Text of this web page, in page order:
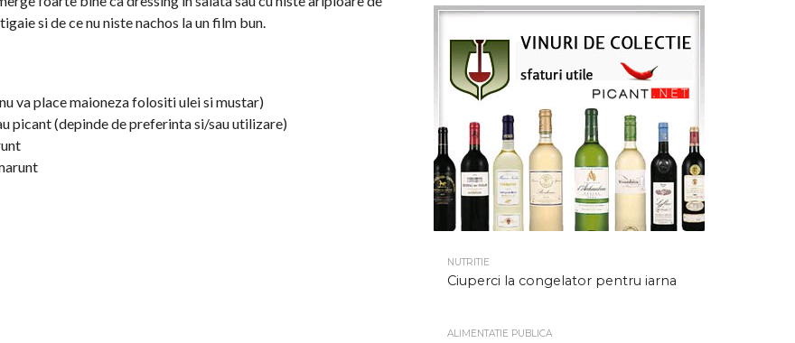
si de ce nu niste nachos la un film bun.
va place maioneza folositi ulei si mustar)
picant (depinde de preferinta si/sau utilizare)
NUTRITIE
Ciuperci la congelator pentru iarna
ALIMENTATIE PUBLICA